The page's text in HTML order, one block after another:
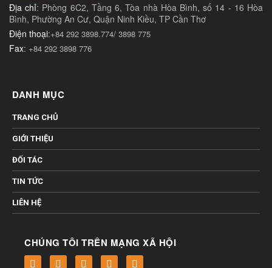
Địa chỉ: Phòng 6C2, Tầng 6, Tòa nhà Hòa Bình, số 14 - 16 Hòa
Bình, Phường An Cư, Quận Ninh Kiều, TP Cần Thơ
Điện thoại:+84 292 3898.774/ 3898 775
Fax: +84 292 3898 776
DANH MỤC
TRANG CHỦ
GIỚI THIỆU
ĐỐI TÁC
TIN TỨC
LIÊN HỆ
CHÚNG TÔI TRÊN MẠNG XÃ HỘI